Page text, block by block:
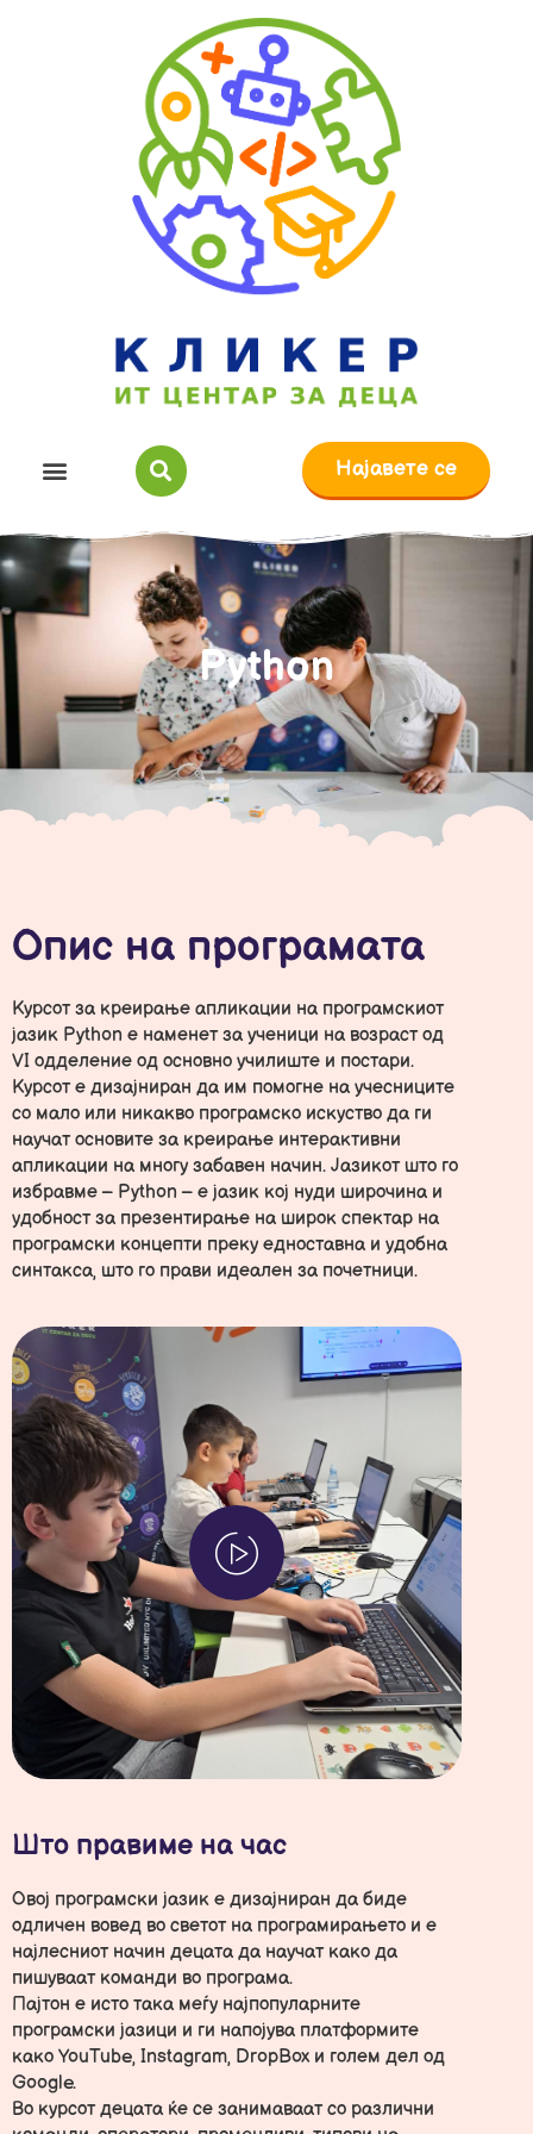
Најавете се
Python
Опис на програмата
Курсот за креирање апликации на програмскиот
јазик Python е наменет за ученици на возраст од
VI одделение од основно училиште и постари.
Курсот е дизајниран да им помогне на учесниците
со мало или никакво програмско искуство да ги
научат основите за креирање интерактивни
апликации на многу забавен начин. Јазикот што го
избравме – Python – е јазик кој нуди широчина и
удобност за презентирање на широк спектар на
програмски концепти преку едноставна и удобна
синтакса, што го прави идеален за почетници.
Што правиме на час
Овој програмски јазик е дизајниран да биде
одличен вовед во светот на програмирањето и е
најлесниот начин децата да научат како да
пишуваат команди во програма.
Пајтон е исто така меѓу најпопуларните
програмски јазици и ги напојува платформите
како YouTube, Instagram, DropBox и голем дел од
Google.
Во курсот децата ќе се занимаваат со различни